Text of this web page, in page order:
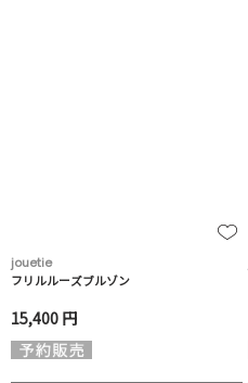
jouetie
フリルルーズブルゾン
15,400 円